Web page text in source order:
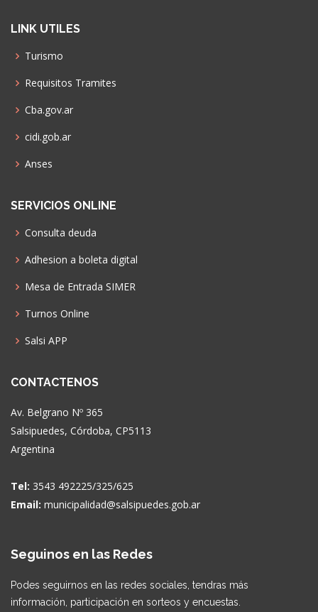
LINK UTILES
Turismo
Requisitos Tramites
Cba.gov.ar
cidi.gob.ar
Anses
SERVICIOS ONLINE
Consulta deuda
Adhesion a boleta digital
Mesa de Entrada SIMER
Turnos Online
Salsi APP
CONTACTENOS
Av. Belgrano Nº 365
Salsipuedes, Córdoba, CP5113
Argentina
Tel: 3543 492225/325/625
Email: municipalidad@salsipuedes.gob.ar
Seguinos en las Redes
Podes seguirnos en las redes sociales, tendras más
información, participación en sorteos y encuestas.